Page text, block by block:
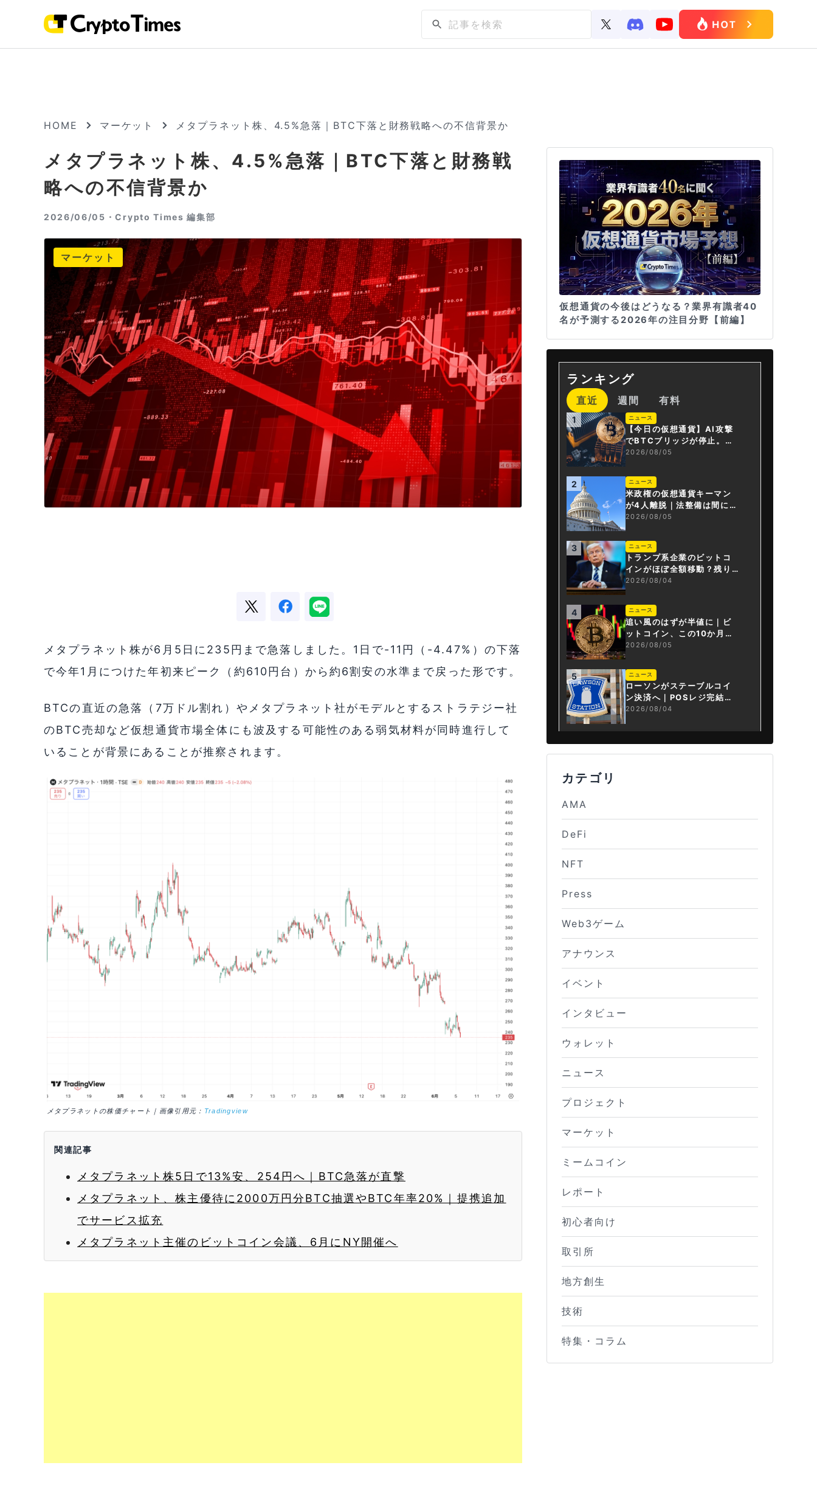
HOME マーケット メタプラネット株、4.5%急落｜BTC下落と財務戦略への不信背景か
メタプラネット株、4.5%急落｜BTC下落と財務戦
略への不信背景か
2026/06/05・Crypto Times 編集部
マーケット
メタプラネット株が6月5日に235円まで急落しました。1日で-11円（-4.47%）の下落
で今年1月につけた年初来ピーク（約610円台）から約6割安の水準まで戻った形です。
BTCの直近の急落（7万ドル割れ）やメタプラネット社がモデルとするストラテジー社
のBTC売却など仮想通貨市場全体にも波及する可能性のある弱気材料が同時進行して
いることが背景にあることが推察されます。
メタプラネットの株価チャート｜画像引用元： Tradingview
関連記事
メタプラネット株5日で13%安、254円へ｜BTC急落が直撃
メタプラネット、株主優待に2000万円分BTC抽選やBTC年率20%｜提携追加
でサービス拡充
メタプラネット主催のビットコイン会議、6月にNY開催へ
仮想通貨の今後はどうなる？業界有識者40
名が予測する2026年の注目分野【前編】
ランキング
直近 週間 有料
1 ニュース
【今日の仮想通貨】AI攻撃
でBTCブリッジが停止。金
融庁が「暗号資産・ステー
2026/08/05
2 ニュース
米政権の仮想通貨キーマン
が4人離脱｜法整備は間に合
うか
2026/08/05
3 ニュース
トランプ系企業のビットコ
インがほぼ全額移動？残り
は3.43BTCか
2026/08/04
4 ニュース
追い風のはずが半値に｜ビ
ットコイン、この10か月で
何が起きたか
2026/08/05
5 ニュース
ローソンがステーブルコイ
ン決済へ｜POSレジ完結は
国内初
2026/08/04
カテゴリ
AMA
DeFi
NFT
Press
Web3ゲーム
アナウンス
イベント
インタビュー
ウォレット
ニュース
プロジェクト
マーケット
ミームコイン
レポート
初心者向け
取引所
地方創生
技術
特集・コラム